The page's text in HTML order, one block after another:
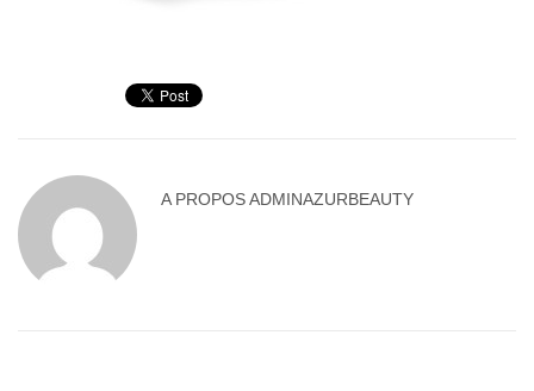
A PROPOSADMINAZURBEAUTY